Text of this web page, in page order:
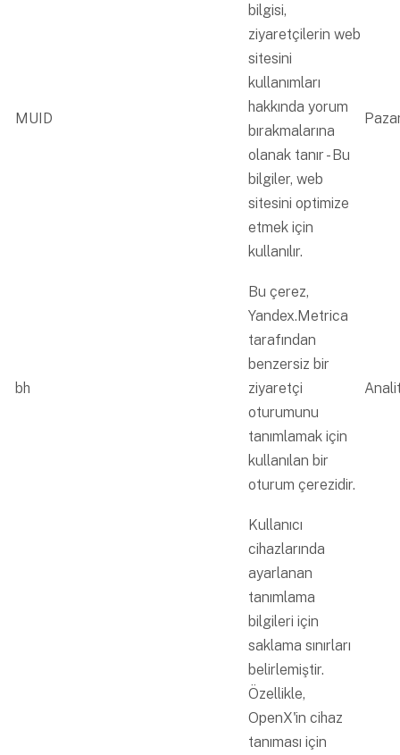
MUID
bilgisi,
ziyaretçilerin web
sitesini
kullanımları
hakkında yorum
bırakmalarına
olanak tanır - Bu
bilgiler, web
sitesini optimize
etmek için
kullanılır.
bh
Bu çerez,
Yandex.Metrica
tarafından
benzersiz bir
ziyaretçi
oturumunu
tanımlamak için
kullanılan bir
oturum çerezidir.
Kullanıcı
cihazlarında
ayarlanan
tanımlama
bilgileri için
saklama sınırları
belirlemiştir.
Özellikle,
OpenX'in cihaz
tanıması için